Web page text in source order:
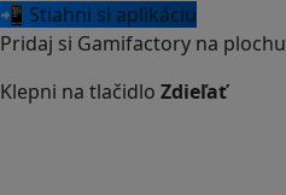
📲 Stiahni si aplikáciu
Pridaj si Gamifactory na plochu
Klepni na tlačidlo Zdieľať